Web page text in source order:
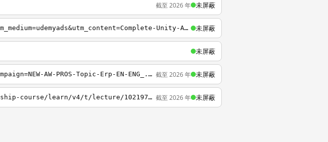
截至 2026 年 未屏蔽
https://www.udemy.com/unitycourse/?utm_term=linux+unity&utm_medium=udemyads&utm_content=Complete-Unity-Ad-2&gclid=CJSnibTSqcUCFVUMjgodKUMA5A&utm_campaign=Complete-Unity-Developer&couponCode=b3677197-a32e-47c2-a047-a3a4e47fe1e4&utm_source=youtube 未屏蔽
未屏蔽
https://www.udemy.com/topic/erp/?utm_source=adwords&utm_campaign=NEW-AW-PROS-Topic-Erp-EN-ENG_._ci__._sl_ENG_._vi__._sd__._la_EN_._&utm_medium=udemyads&utm_term=_._pl__._pd__._ti_kwd-302359153667_._kw_+erp++training_._&matchtype=b&k_clickid=b7f57e33-79fe- 截至 2026 年 未屏蔽
https://www.udemy.com/the-complete-shopify-aliexpress-dropship-course/learn/v4/t/lecture/10219750?start=150 截至 2026 年 未屏蔽